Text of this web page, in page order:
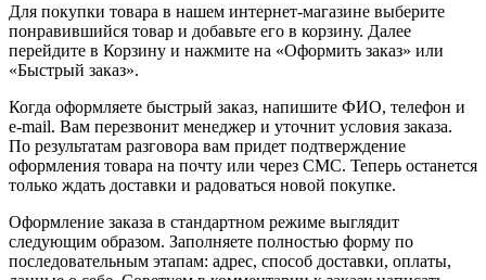
Для покупки товара в нашем интернет-магазине выберите
понравившийся товар и добавьте его в корзину. Далее
перейдите в Корзину и нажмите на «Оформить заказ» или
«Быстрый заказ».
Когда оформляете быстрый заказ, напишите ФИО, телефон и
e-mail. Вам перезвонит менеджер и уточнит условия заказа.
По результатам разговора вам придет подтверждение
оформления товара на почту или через СМС. Теперь останется
только ждать доставки и радоваться новой покупке.
Оформление заказа в стандартном режиме выглядит
следующим образом. Заполняете полностью форму по
последовательным этапам: адрес, способ доставки, оплаты,